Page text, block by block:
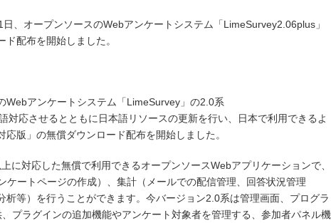
、オープンソースのWebアンケートシステム「LimeSurvey2.06plus」
配布を開始しました。
Webアンケートシステム「LimeSurvey」の2.0系
対応させるとともに日本語リソースの更新を行い、日本で利用できるよ
版」の無償ダウンロード配布を開始しました。
に対応した無償で利用できるオープンソースWebアプリケーションで、
ケートページの作成）、集計（メールでの配信管理、回答状況管理
析等）を行うことができます。今バージョン2.0系は管理画面、プログラ
プラグインの追加機能やアンケート対象者を管理する、参加者パネル機